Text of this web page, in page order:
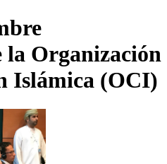
la Organización
Islámica (OCI)